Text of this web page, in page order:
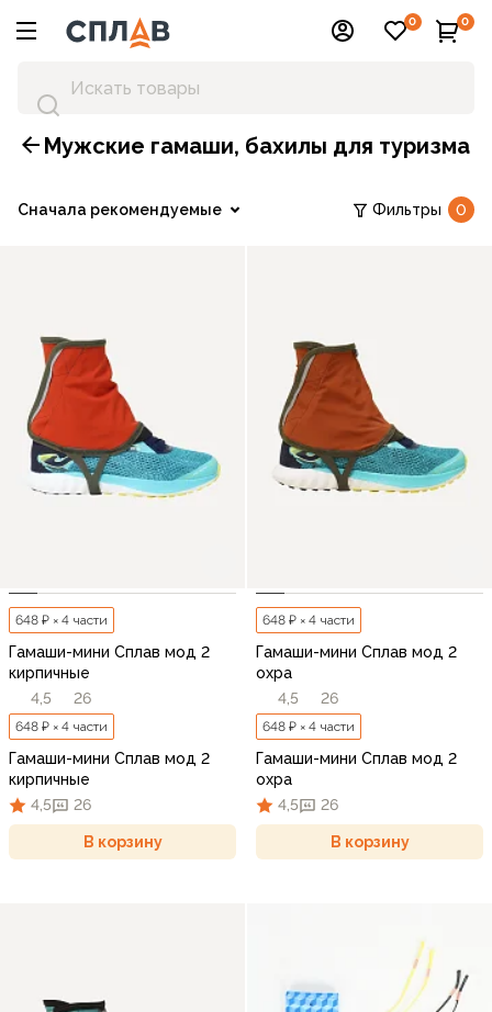
0 0
Мужские гамаши, бахилы для туризма
Сначала рекомендуемые Фильтры 0
648 ₽ × 4 части
Гамаши-мини Сплав мод 2
кирпичные
4,5
26
648 ₽ × 4 части
Гамаши-мини Сплав мод 2
кирпичные
4,5
26
В корзину
648 ₽ × 4 части
Гамаши-мини Сплав мод 2
охра
4,5
26
648 ₽ × 4 части
Гамаши-мини Сплав мод 2
охра
4,5
26
В корзину